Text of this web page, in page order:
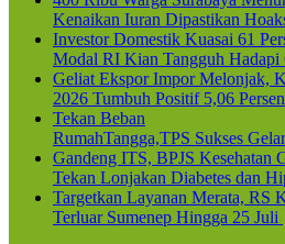
Kenaikan Iuran Dipastikan
Investor Domestik Kuasai 61
Modal RI Kian Tangguh Hadapi
Geliat Ekspor Impor Melonjak,
2026 Tumbuh Positif 5,06 Persen
Tekan Beban
RumahTangga,TPS Sukses
Gandeng ITS, BPJS Kesehatan
Tekan Lonjakan Diabetes dan
Targetkan Layanan Merata, RS
Terluar Sumenep Hingga 25 Juli